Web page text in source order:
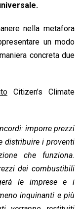
nella metafora
un modo
concreta due
Citizen’s Climate
imporre prezzi
distribuire i proventi
che funziona.
dei combustibili
le imprese e i
inquinanti e più